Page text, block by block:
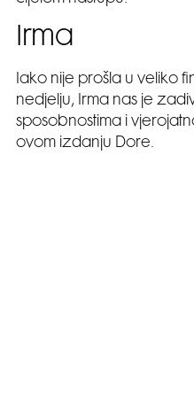
Irma
Iako nije prošla u veliko
nedjelju, Irma nas je
sposobnostima i
ovom izdanju Dore.